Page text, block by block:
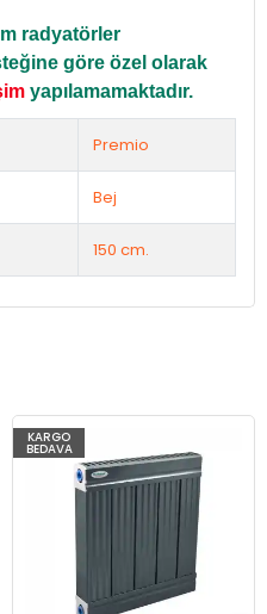
radyatörler
göre özel olarak
yapılamamaktadır.
Premio
Bej
150 cm.
KARGO
BEDAVA